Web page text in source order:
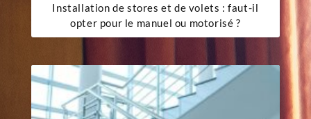
Installation de stores et de volets : faut-il
opter pour le manuel ou motorisé ?